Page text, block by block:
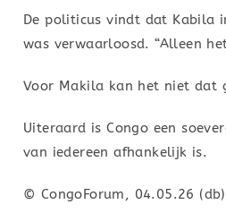
De politicus vindt dat Kabila
was verwaarloosd. “Alleen
Voor Makila kan het niet dat
Uiteraard is Congo een
van iedereen afhankelijk is.
© CongoForum, 04.05.26 (db)